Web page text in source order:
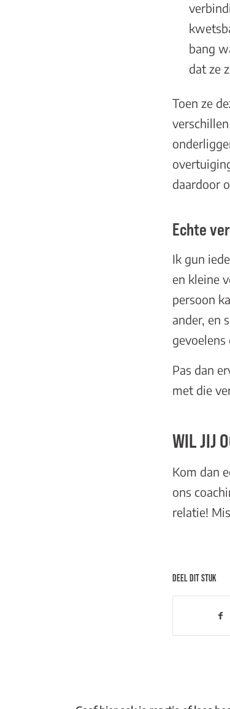
bang
dat ze
Toen ze
daardoor
Echte
Ik gun
en kleine
persoon
ander, en
gevoelens
Pas dan
met die
WIL JIJ
Kom dan
ons
relatie!
DEEL DIT STUK